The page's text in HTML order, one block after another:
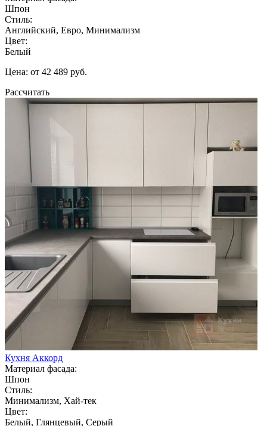
Шпон
Стиль:
Английский, Евро, Минимализм
Цвет:
Белый
Цена: от 42 489 руб.
Рассчитать
Кухня Аккорд
Материал фасада:
Шпон
Стиль:
Минимализм, Хай-тек
Цвет:
Белый, Глянцевый, Серый